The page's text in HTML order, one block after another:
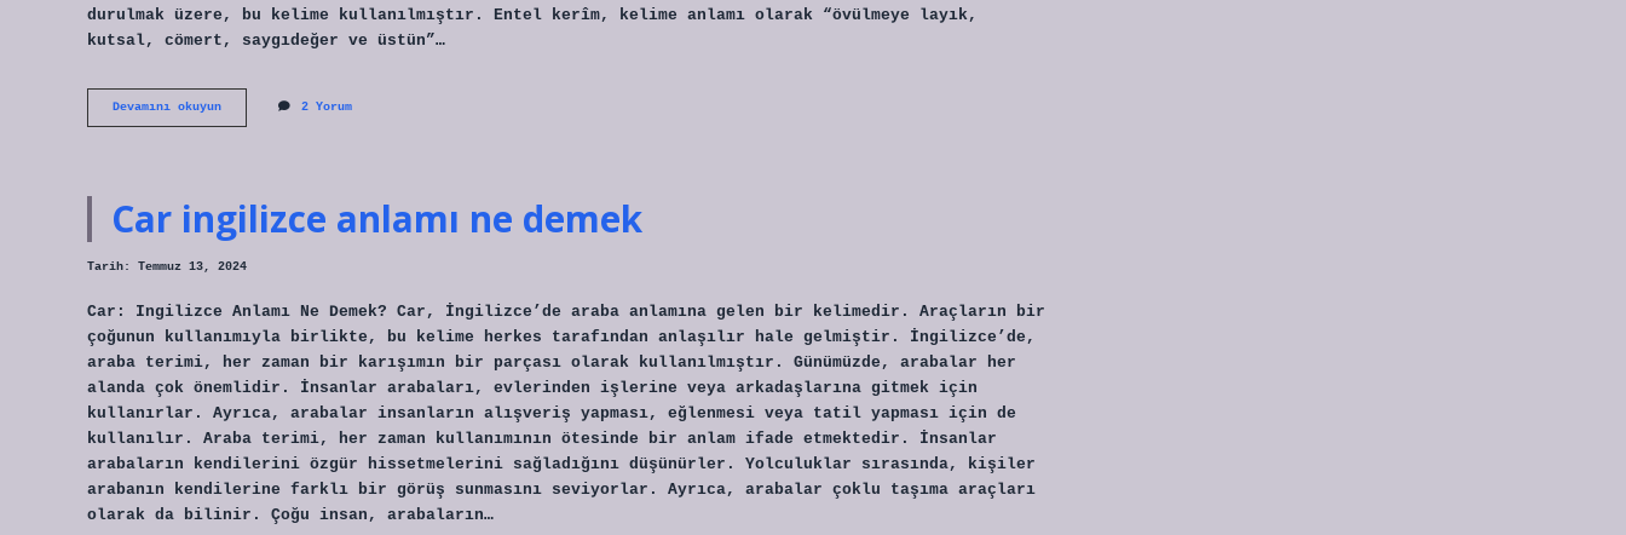
durulmak üzere, bu kelime kullanılmıştır. Entel kerîm, kelime anlamı olarak “övülmeye layık,
kutsal, cömert, saygıdeğer ve üstün”…
Devamını okuyunEntel
2 Yorum
Car ingilizce anlamı ne demek
Tarih: Temmuz 13, 2024
Car: Ingilizce Anlamı Ne Demek? Car, İngilizce’de araba anlamına gelen bir kelimedir. Araçların bir
çoğunun kullanımıyla birlikte, bu kelime herkes tarafından anlaşılır hale gelmiştir. İngilizce’de,
araba terimi, her zaman bir karışımın bir parçası olarak kullanılmıştır. Günümüzde, arabalar her
alanda çok önemlidir. İnsanlar arabaları, evlerinden işlerine veya arkadaşlarına gitmek için
kullanırlar. Ayrıca, arabalar insanların alışveriş yapması, eğlenmesi veya tatil yapması için de
kullanılır. Araba terimi, her zaman kullanımının ötesinde bir anlam ifade etmektedir. İnsanlar
arabaların kendilerini özgür hissetmelerini sağladığını düşünürler. Yolculuklar sırasında, kişiler
arabanın kendilerine farklı bir görüş sunmasını seviyorlar. Ayrıca, arabalar çoklu taşıma araçları
olarak da bilinir. Çoğu insan, arabaların…